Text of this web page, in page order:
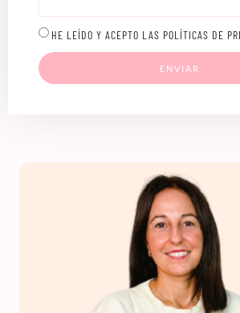
HE LEÍDO Y ACEPTO LAS POLÍTICAS DE
ENVIAR